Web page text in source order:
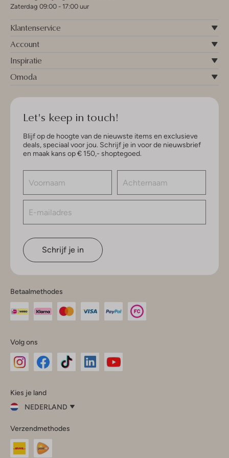
Zaterdag 09:00 - 17:00 uur
Klantenservice
Account
Inspiratie
Omoda
Let's keep in touch!
Blijf op de hoogte van de nieuwste items en exclusieve
deals, speciaal voor jou. Schrijf je in voor de nieuwsbrief
en maak kans op € 150,- shoptegoed.
Schrijf je in
Betaalmethodes
Volg ons
InstagramFacebook
Kies je land
NEDERLAND
je
land
Nederland
Verzendmethodes